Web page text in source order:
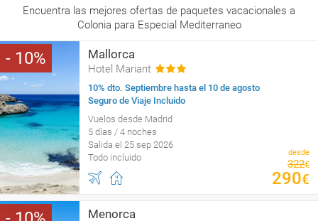
Encuentra las mejores ofertas de paquetes vacacionales a
Colonia para Especial Mediterraneo
10 Mallorca
Hotel Mariant
10% dto. Septiembre hasta el 10 de agosto
Seguro de Viaje Incluido
Vuelos desde Madrid
5 días / 4 noches
Salida el 25 sep 2026
Todo incluido
desde
322€
290€
Menorca